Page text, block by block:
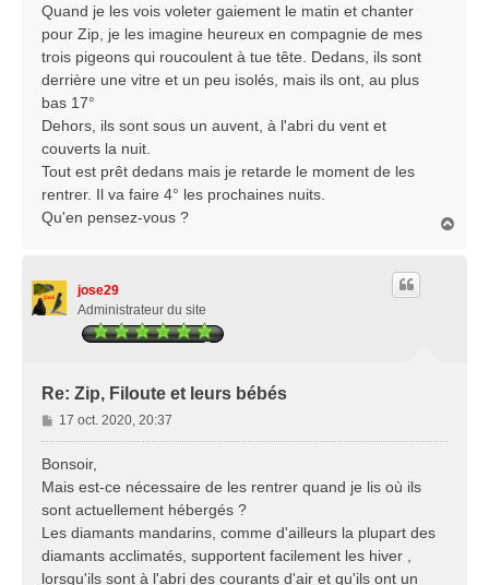
g
e
Quand je les vois voleter gaiement le matin et chanter
pour Zip, je les imagine heureux en compagnie de mes
trois pigeons qui roucoulent à tue tête. Dedans, ils sont
derrière une vitre et un peu isolés, mais ils ont, au plus
bas 17°
Dehors, ils sont sous un auvent, à l'abri du vent et
couverts la nuit.
Tout est prêt dedans mais je retarde le moment de les
rentrer. Il va faire 4° les prochaines nuits.
Qu'en pensez-vous ?
jose29
Administrateur du site
Re: Zip, Filoute et leurs bébés
M
e
a
g
e
17 oct. 2020, 20:37
Bonsoir,
Mais est-ce nécessaire de les rentrer quand je lis où ils
sont actuellement hébergés ?
Les diamants mandarins, comme d'ailleurs la plupart des
diamants acclimatés, supportent facilement les hiver ,
lorsqu'ils sont à l'abri des courants d'air et qu'ils ont un